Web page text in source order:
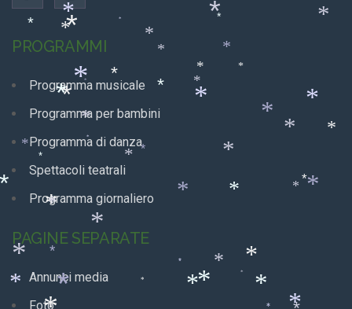
PROGRAMMI
Programma musicale
Programma per bambini
Programma di danza
Spettacoli teatrali
Programma giornaliero
PAGINE SEPARATE
Annunci media
Foto
*
*
*
*
*
*
*
*
*
*
*
* *
*
*
*
*
*
*
*
*
*
* *
*
*
*
*
*
*
*
*
*
*
*
*
*
*
*
*
*
*
*
*
*
*
*
*
*
*
*
*
*